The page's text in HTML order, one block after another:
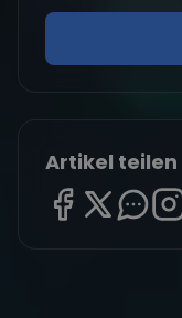
Artikel teilen